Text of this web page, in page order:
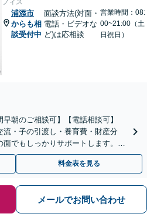
フィス
浦添市
からも相
談受付中
面談方法(対面・
電話・ビデオな
ど)は応相談
営業時間：08:
00~21:00（土
日祝日）
朝のご相談可】【電話相談可】
流・子の引渡し・養育費・財産分
でもしっかりサポートします。よ
一緒に歩みだしましょう。
料金表を見る
メールでお問い合わせ